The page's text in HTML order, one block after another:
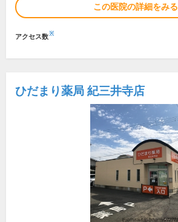
この医院の詳細をみる
アクセス数※
ひだまり薬局 紀三井寺店